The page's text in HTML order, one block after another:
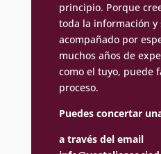
principio. Porque
toda la información y
acompañado por
muchos años de
como el tuyo, puede
proceso.
Puedes concertar
a través del email